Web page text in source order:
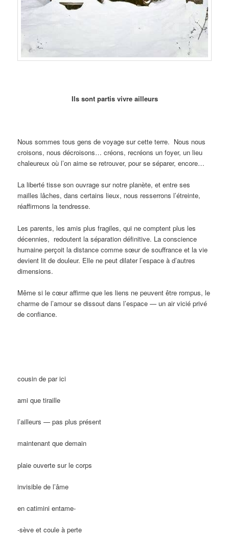
Ils sont partis vivre ailleurs
Nous sommes tous gens de voyage sur cette terre. Nous nous
croisons, nous décroisons… créons, recréons un foyer, un lieu
chaleureux où l’on aime se retrouver, pour se séparer, encore…
La liberté tisse son ouvrage sur notre planète, et entre ses
mailles lâches, dans certains lieux, nous resserrons l’étreinte,
réaffirmons la tendresse.
Les parents, les amis plus fragiles, qui ne comptent plus les
décennies, redoutent la séparation définitive. La conscience
humaine perçoit la distance comme sœur de souffrance et la vie
devient lit de douleur. Elle ne peut dilater l’espace à d’autres
dimensions.
Même si le cœur affirme que les liens ne peuvent être rompus, le
charme de l’amour se dissout dans l’espace — un air vicié privé
de confiance.
cousin de par ici
ami que tiraille
l’ailleurs — pas plus présent
maintenant que demain
plaie ouverte sur le corps
invisible de l’âme
en catimini entame-
-sève et coule à perte